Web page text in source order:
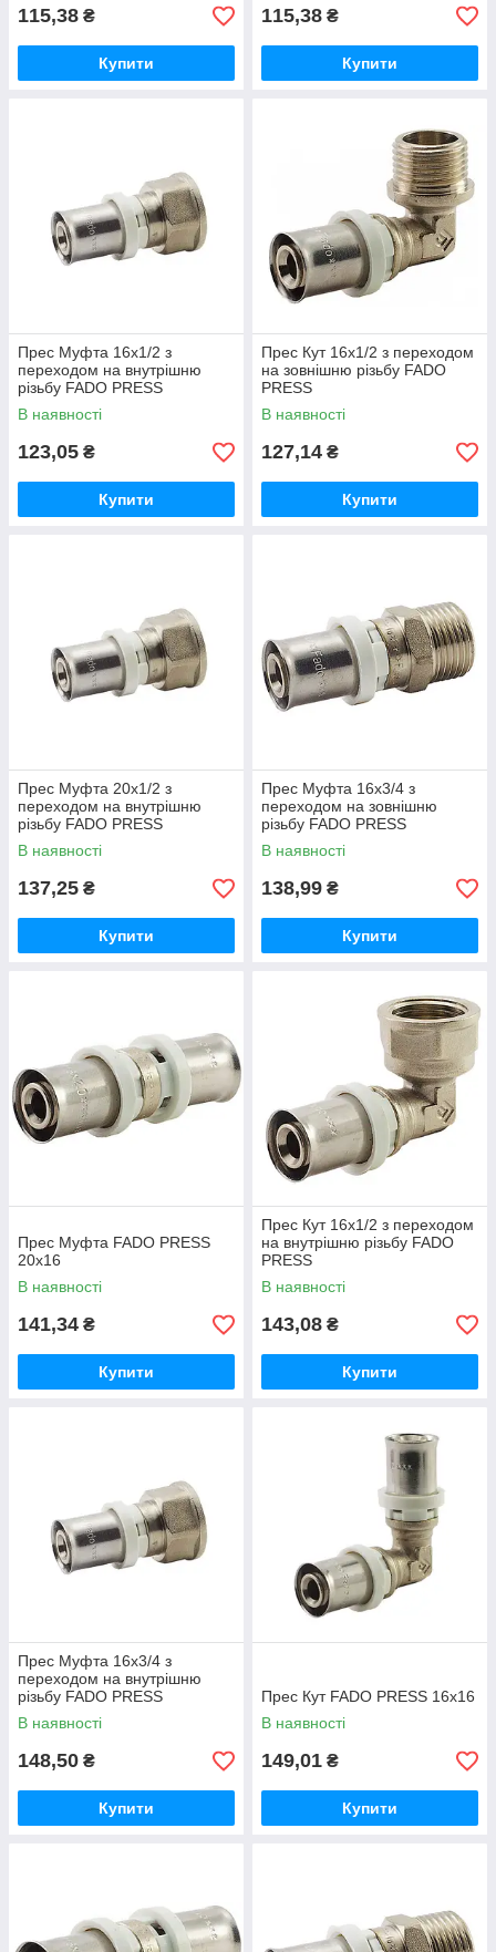
115,38 ₴
Купити
115,38 ₴
Купити
Прес Муфта 16х1/2 з
переходом на внутрішню
різьбу FADO PRESS
В наявності
123,05 ₴
Купити
Прес Кут 16х1/2 з переходом
на зовнішню різьбу FADO
PRESS
В наявності
127,14 ₴
Купити
Прес Муфта 20х1/2 з
переходом на внутрішню
різьбу FADO PRESS
В наявності
137,25 ₴
Купити
Прес Муфта 16х3/4 з
переходом на зовнішню
різьбу FADO PRESS
В наявності
138,99 ₴
Купити
Прес Муфта FADO PRESS
20x16
В наявності
141,34 ₴
Купити
Прес Кут 16х1/2 з переходом
на внутрішню різьбу FADO
PRESS
В наявності
143,08 ₴
Купити
Прес Муфта 16х3/4 з
переходом на внутрішню
різьбу FADO PRESS
В наявності
148,50 ₴
Купити
Прес Кут FADO PRESS 16х16
В наявності
149,01 ₴
Купити